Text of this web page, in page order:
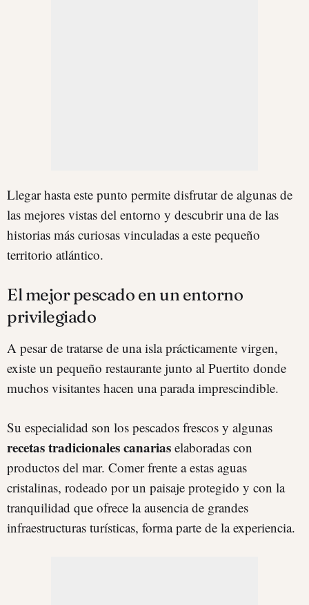
Llegar hasta este punto permite disfrutar de algunas de
las mejores vistas del entorno y descubrir una de las
historias más curiosas vinculadas a este pequeño
territorio atlántico.
El mejor pescado en un entorno
privilegiado
A pesar de tratarse de una isla prácticamente virgen,
existe un pequeño restaurante junto al Puertito donde
muchos visitantes hacen una parada imprescindible.
Su especialidad son los pescados frescos y algunas
recetas tradicionales canarias elaboradas con
productos del mar. Comer frente a estas aguas
cristalinas, rodeado por un paisaje protegido y con la
tranquilidad que ofrece la ausencia de grandes
infraestructuras turísticas, forma parte de la experiencia.